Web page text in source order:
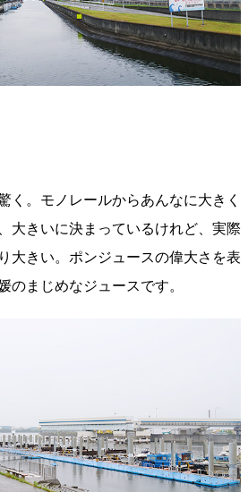
く。モノレールからあんなに大きく
大きいに決まっているけれど、実際
大きい。ポンジュースの偉大さを表
のまじめなジュースです。